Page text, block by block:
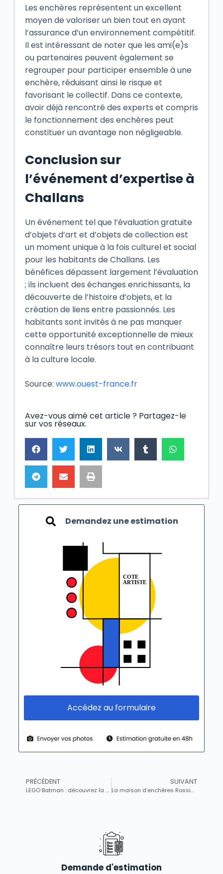
Les enchères représentent un excellent
moyen de valoriser un bien tout en ayant
l’assurance d’un environnement compétitif.
Il est intéressant de noter que les ami(e)s
ou partenaires peuvent également se
regrouper pour participer ensemble à une
enchère, réduisant ainsi le risque et
favorisant le collectif. Dans ce contexte,
avoir déjà rencontré des experts et compris
le fonctionnement des enchères peut
constituer un avantage non négligeable.
Conclusion sur
l’événement d’expertise à
Challans
Un événement tel que l’évaluation gratuite
d’objets d’art et d’objets de collection est
un moment unique à la fois culturel et social
pour les habitants de Challans. Les
bénéfices dépassent largement l’évaluation
; ils incluent des échanges enrichissants, la
découverte de l’histoire d’objets, et la
création de liens entre passionnés. Les
habitants sont invités à ne pas manquer
cette opportunité exceptionnelle de mieux
connaître leurs trésors tout en contribuant
à la culture locale.
Source: www.ouest-france.fr
Avez-vous aimé cet article ? Partagez-le
sur vos réseaux.
Demandez une estimation
Accédez au formulaire
PRÉCÉDENT
LEGO Batman : découvrez la nouvelle bande-annonce explosive de L’Héritage du Chevalier Noir
SUIVANT
La maison d’enchères Rossini dévoile des trésors cachés lors d’une journée d’expertise exclusive au M…
Demande d'estimation